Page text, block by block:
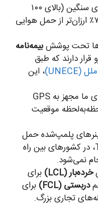
برای بارهای سنگین (بالای ۱۰۰
کیلوگرم)، حمل زمینی تا ۷۰٪ ارزان‌تر از حمل هوایی
تحت پوششبیمه‌نامه
، این
کامیون‌های ما مجهز به GPS
موقعیت
پلمپ‌شده حمل
می‌شود و طبق قوانین TIR، در کشورهای بین راه
نمی‌شود.
خرده‌بار (LCL)
برای
دربستی (FCL)
برای
تجاری بزرگ.